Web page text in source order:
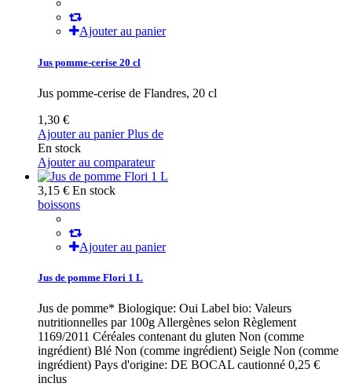
Ajouter au panier
Jus pomme-cerise 20 cl
Jus pomme-cerise de Flandres, 20 cl
1,30 €
Ajouter au panierPlus de
En stock
Ajouter au comparateur
3,15 € En stock
boissons
Ajouter au panier
Jus de pomme Flori 1 L
Jus de pomme* Biologique: Oui Label bio: Valeurs
nutritionnelles par 100g Allergènes selon Règlement
1169/2011 Céréales contenant du gluten Non (comme
ingrédient) Blé Non (comme ingrédient) Seigle Non (comme
ingrédient) Pays d'origine: DE BOCAL cautionné 0,25 €
inclus